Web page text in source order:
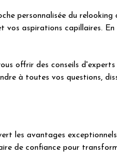
personnalisée du
vos aspirations capillaires.
offrir des conseils
à toutes vos questions,
les avantages
de confiance pour